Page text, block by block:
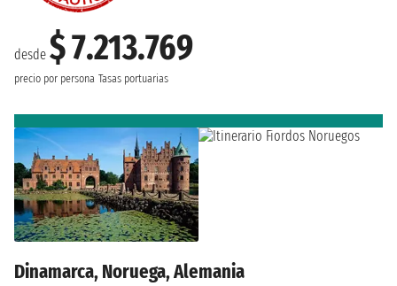
desde $ 7.213.769
precio por persona Tasas portuarias
Dinamarca, Noruega, Alemania